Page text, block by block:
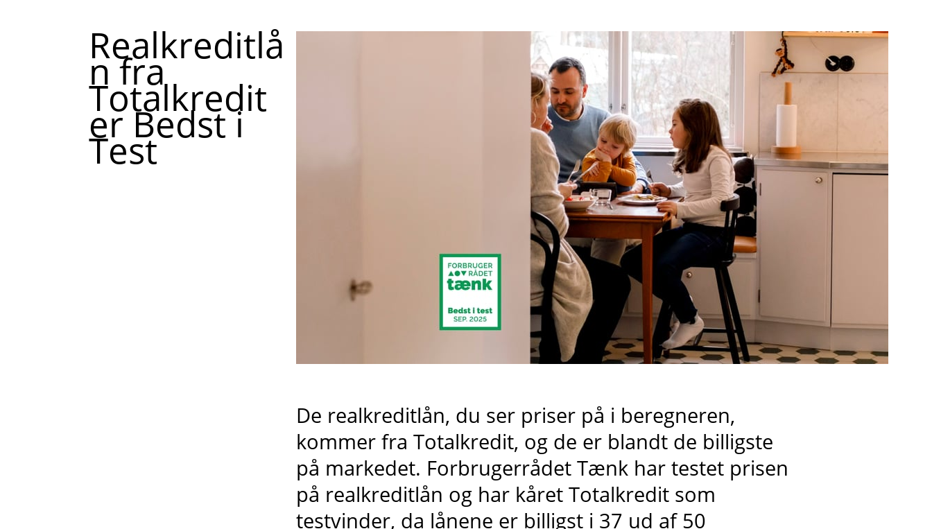
Realkreditlå
n fra
Totalkredit
er Bedst i
Test
De realkreditlån, du ser priser på i beregneren,
kommer fra Totalkredit, og de er blandt de billigste
på markedet. Forbrugerrådet Tænk har testet prisen
på realkreditlån og har kåret Totalkredit som
testvinder, da lånene er billigst i 37 ud af 50